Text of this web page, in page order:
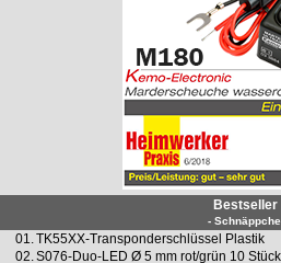
Bestseller
-
01. TK55XX-Transponderschlüssel Plastik
02. S076-Duo-LED Ø 5 mm rot/grün 10 Stück